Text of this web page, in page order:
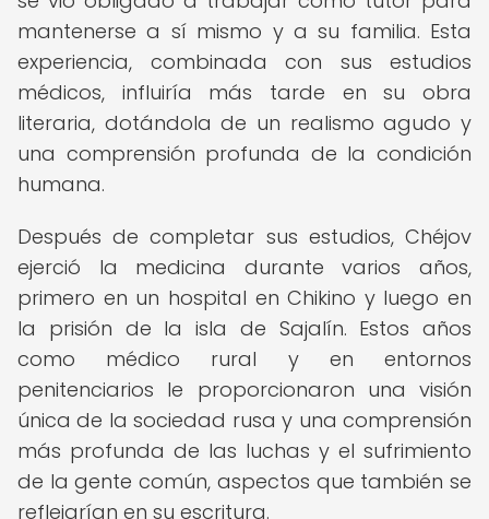
mantenerse a sí mismo y a su familia. Esta
experiencia, combinada con sus estudios
médicos, influiría más tarde en su obra
literaria, dotándola de un realismo agudo y
una comprensión profunda de la condición
humana.
Después de completar sus estudios, Chéjov
ejerció la medicina durante varios años,
primero en un hospital en Chikino y luego en
la prisión de la isla de Sajalín. Estos años
como médico rural y en entornos
penitenciarios le proporcionaron una visión
única de la sociedad rusa y una comprensión
más profunda de las luchas y el sufrimiento
de la gente común, aspectos que también se
reflejarían en su escritura.